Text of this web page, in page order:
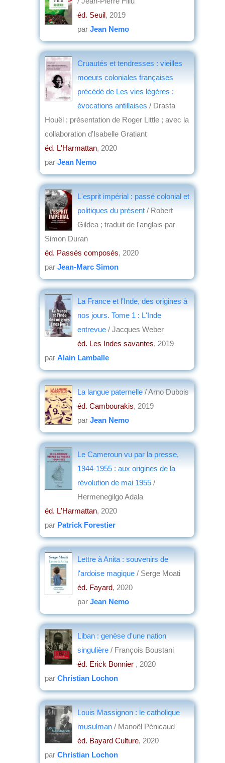
éd. Seuil, 2019
par Jean Nemo
Cruautés et tendresses : vieilles
moeurs coloniales françaises
précédé de Les vies légères :
évocations antillaises / Drasta
Houël ; présentation de Roger Little ; avec la
collaboration d'Isabelle Gratiant
éd. L'Harmattan, 2020
par Jean Nemo
L'esprit impérial : passé colonial et
politiques du présent / Robert
Gildea ; traduit de l'anglais par
Simon Duran
éd. Passés composés, 2020
par Jean-Marc Simon
La France et l'Inde, des origines à
nos jours. Tome 1 : L'Inde
entrevue / Jacques Weber
éd. Les Indes savantes, 2019
par Alain Lamballe
La langue paternelle/ Arno Dubois
éd. Cambourakis, 2019
par Jean Nemo
Le Cameroun vu par la presse,
1944-1955 : aux origines de la
révolution de mai 1955 /
Hermenegilgo Adala
éd. L'Harmattan, 2020
par Patrick Forestier
Lettre à Anita : souvenirs de
l'ardoise magique / Serge Moati
éd. Fayard, 2020
par Jean Nemo
Liban : genèse d'une nation
singulière / François Boustani
éd. Erick Bonnier , 2020
par Christian Lochon
Louis Massignon : le catholique
musulman / Manoël Pénicaud
éd. Bayard Culture, 2020
par Christian Lochon